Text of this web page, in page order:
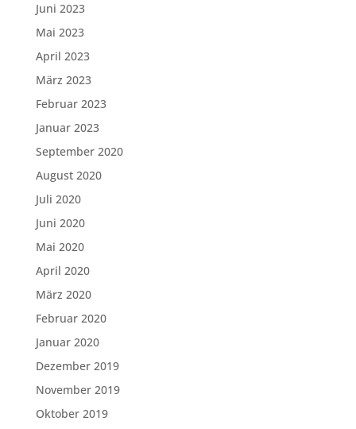
Juni 2023
Mai 2023
April 2023
März 2023
Februar 2023
Januar 2023
September 2020
August 2020
Juli 2020
Juni 2020
Mai 2020
April 2020
März 2020
Februar 2020
Januar 2020
Dezember 2019
November 2019
Oktober 2019